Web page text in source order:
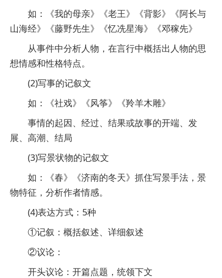
如：《我的母亲》《老王》《背影》《阿长与
山海经》《藤野先生》《忆冼星海》《邓稼先》
从事件中分析人物，在言行中概括出人物的思
想情感和性格特点。
(2)写事的记叙文
如：《社戏》《风筝》《羚羊木雕》
事情的起因、经过、结果或故事的开端、发
展、高潮、结局
(3)写景状物的记叙文
如：《春》《济南的冬天》抓住写景手法，景
物特征，分析作者情感。
(4)表达方式：5种
①记叙：概括叙述、详细叙述
②议论：
开头议论：开篇点题，统领下文